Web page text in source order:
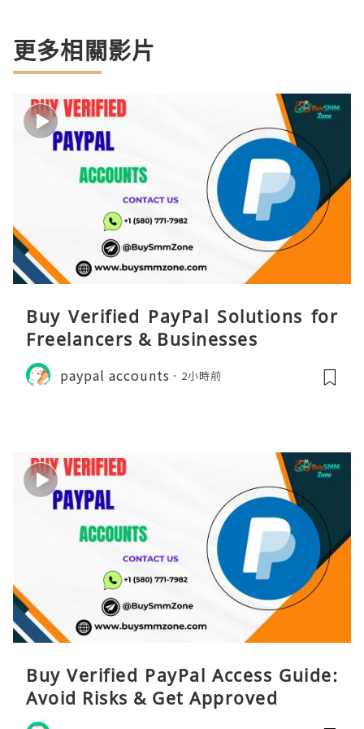
更多相關影片
Buy Verified PayPal Solutions for
Freelancers & Businesses
paypal accounts 2小時前
Buy Verified PayPal Access Guide:
Avoid Risks & Get Approved